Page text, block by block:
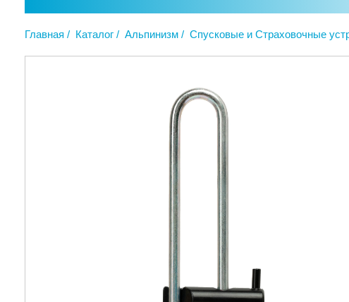
Главная Каталог Альпинизм Спусковые и Страховочные